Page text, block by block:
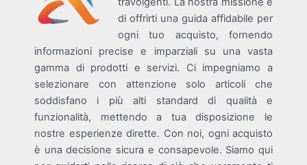
di offrirti una guida affidabile per
ogni tuo acquisto, fornendo
informazioni precise e imparziali su una vasta
gamma di prodotti e servizi. Ci impegniamo a
selezionare con attenzione solo articoli che
soddisfano i più alti standard di qualità e
funzionalità, mettendo a tua disposizione le
nostre esperienze dirette. Con noi, ogni acquisto
è una decisione sicura e consapevole. Siamo qui